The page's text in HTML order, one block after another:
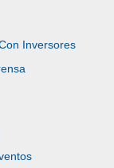
Inversores